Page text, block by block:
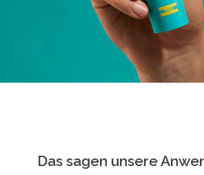
Das sagen unsere